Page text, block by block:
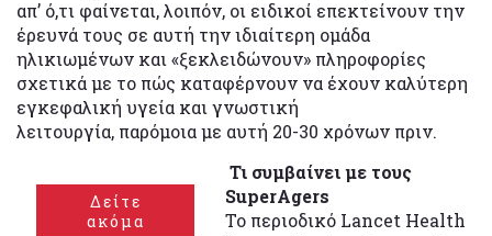
απ’ ό,τι φαίνεται, λοιπόν, οι ειδικοί επεκτείνουν την
έρευνά τους σε αυτή την ιδιαίτερη ομάδα
ηλικιωμένων και «ξεκλειδώνουν» πληροφορίες
σχετικά με το πώς καταφέρνουν να έχουν καλύτερη
εγκεφαλική υγεία και γνωστική
λειτουργία, παρόμοια με αυτή 20-30 χρόνων πριν.
Δείτε
ακόμα
Τι συμβαίνει με τους
SuperAgers
Το περιοδικό Lancet Health